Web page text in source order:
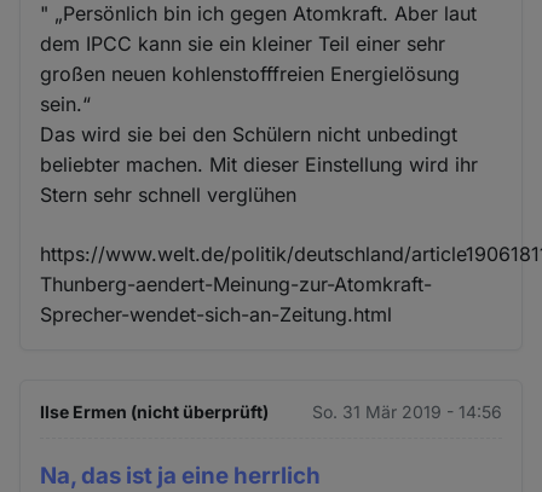
" „Persönlich bin ich gegen Atomkraft. Aber laut
dem IPCC kann sie ein kleiner Teil einer sehr
großen neuen kohlenstofffreien Energielösung
sein.“
Das wird sie bei den Schülern nicht unbedingt
beliebter machen. Mit dieser Einstellung wird ihr
Stern sehr schnell verglühen
https://www.welt.de/politik/deutschland/
Thunberg-aendert-Meinung-zur-Atomkraft-
Sprecher-wendet-sich-an-Zeitung.html
Ilse Ermen (nicht überprüft) So. 31 Mär 2019 - 14:56
Na, das ist ja eine herrlich